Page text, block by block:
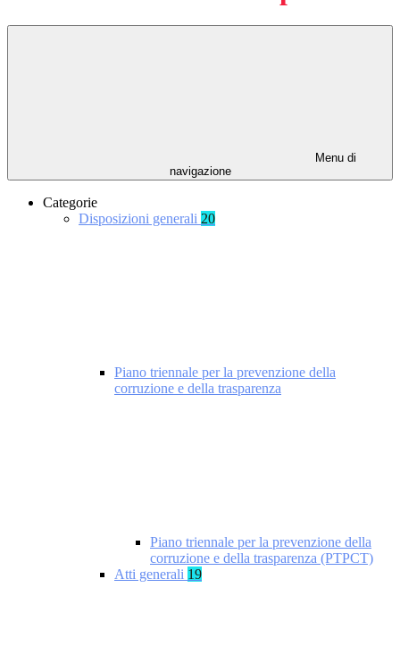
Menu di
navigazione
Categorie
Disposizioni generali 20
Piano triennale per la prevenzione della
corruzione e della trasparenza
Piano triennale per la prevenzione della
corruzione e della trasparenza (PTPCT)
Atti generali 19